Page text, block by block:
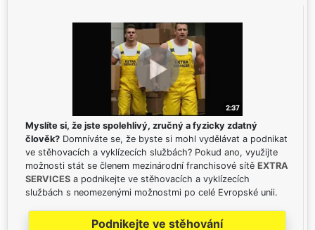
Myslíte si, že jste spolehlivý, zručný a fyzicky zdatný
člověk? Domníváte se, že byste si mohl vydělávat a podnikat
ve stěhovacích a vyklízecích službách? Pokud ano, využijte
možnosti stát se členem mezinárodní franchisové sítě EXTRA
SERVICES a podnikejte ve stěhovacích a vyklízecích
službách s neomezenými možnostmi po celé Evropské unii.
Podnikejte ve stěhování